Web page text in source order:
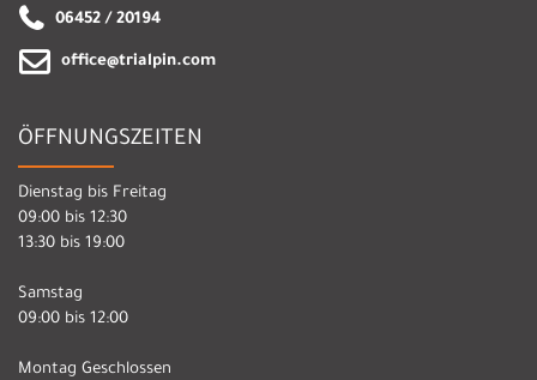
06452 / 20194
office@trialpin.com
ÖFFNUNGSZEITEN
Dienstag bis Freitag
09:00 bis 12:30
13:30 bis 19:00
Samstag
09:00 bis 12:00
Montag Geschlossen